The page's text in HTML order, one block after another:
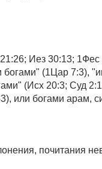
Иез 30:13;
(1Цар 7:3),
(Исх 20:3; Суд
или богами арам,
почитания